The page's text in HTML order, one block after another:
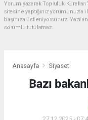
Yorum yazarak Topluluk
sitesine yaptığınız
başınıza üstleniyorsunuz.
sorumlu tutulamaz.
Anasayfa Siyaset
Bazı